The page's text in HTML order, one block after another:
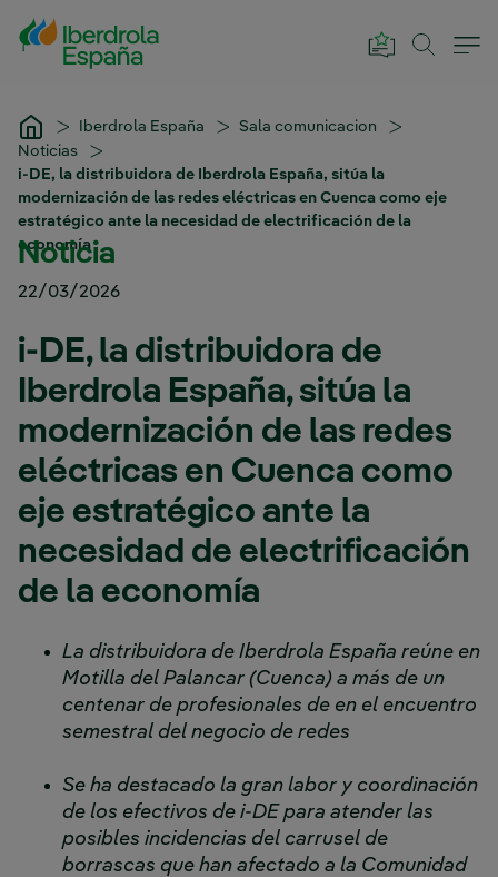
Saltar al contenido principal
Iberdrola España
Sala comunicacion
Noticias
i-DE, la distribuidora de Iberdrola España, sitúa la
modernización de las redes eléctricas en Cuenca como eje
estratégico ante la necesidad de electrificación de la
economía
Noticia
22/03/2026
i-DE, la distribuidora de
Iberdrola España, sitúa la
modernización de las redes
eléctricas en Cuenca como
eje estratégico ante la
necesidad de electrificación
de la economía
La distribuidora de Iberdrola España reúne en
Motilla del Palancar (Cuenca) a más de un
centenar de profesionales de en el encuentro
semestral del negocio de redes
Se ha destacado la gran labor y coordinación
de los efectivos de i-DE para atender las
posibles incidencias del carrusel de
borrascas que han afectado a la Comunidad